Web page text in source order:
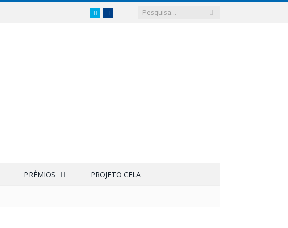
TwitterFacebook
PRÉMIOS PROJETO CELA